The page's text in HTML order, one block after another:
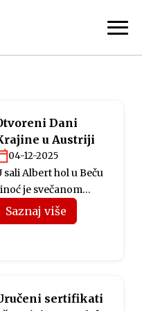
Dani
u Austriji
04-12-2025
sali Albert hol u Beču
je svečanom
akademijom otvorena
Dani
u Austriji, koju
Srpske u
Svečano
Saznaj više
sertifikati